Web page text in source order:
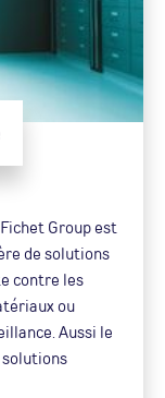
Group est
de solutions
contre les
ou
Aussi le